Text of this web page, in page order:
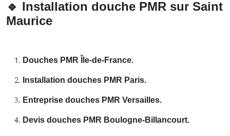
🔹 Installation douche PMR sur Saint
Maurice
Douches PMR Île-de-France.
Installation douches PMR Paris.
Entreprise douches PMR Versailles.
Devis douches PMR Boulogne-Billancourt.